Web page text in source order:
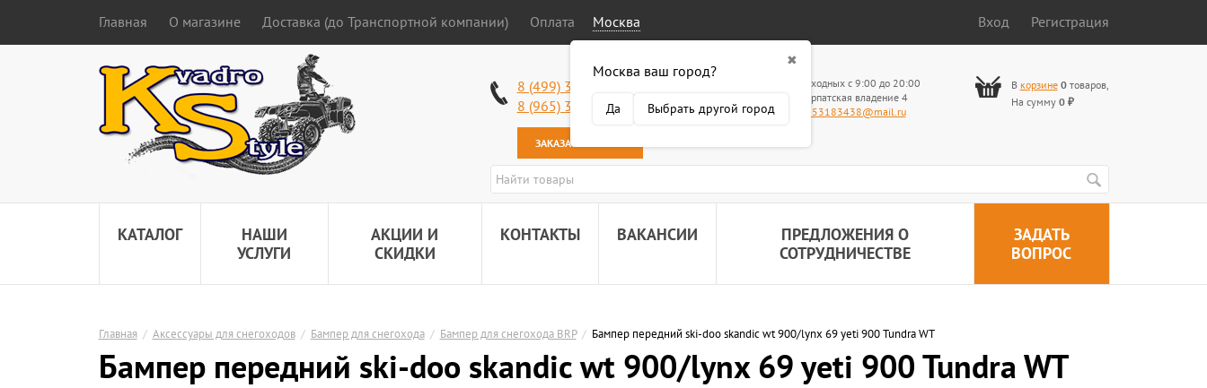
Главная О магазине Доставка (до Транспортной компании) Оплата Москва
✖
Москва ваш город?
Да Выбрать другой город
Вход Регистрация
8 (499) 340-63-51
8 (965) 318-34-38
ЗАКАЗАТЬ ЗВОНОК
Работаем без выходных с 9:00 до 20:00
Самовывоз: 2 Карпатская владение 4
Наша почта:
89653183438@mail.ru
В корзине 0товаров,
На сумму 0 ₽
КАТАЛОГ
НАШИ
УСЛУГИ
АКЦИИ И
СКИДКИ
КОНТАКТЫ ВАКАНСИИ
ПРЕДЛОЖЕНИЯ О
СОТРУДНИЧЕСТВЕ
ЗАДАТЬ
ВОПРОС
Главная / Аксессуары для снегоходов / Бампер для снегохода / Бампер для снегохода BRP / Бампер передний ski-doo skandic wt 900/lynx 69 yeti 900 Tundra WT
Бампер передний ski-doo skandic wt 900/lynx 69 yeti 900 Tundra WT